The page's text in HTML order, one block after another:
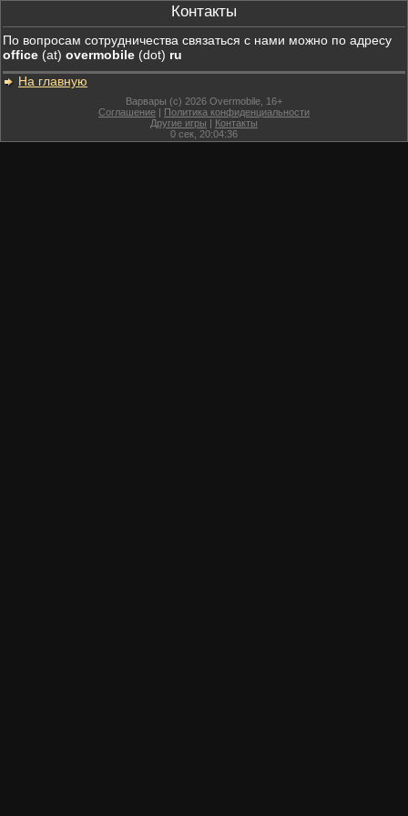
Контакты
По вопросам сотрудничества связаться с нами можно по адресу
office (at) overmobile (dot) ru
На главную
Варвары (c) 2026 Overmobile, 16+
Соглашение | Политика конфиденциальности
Другие игры | Контакты
0 сек, 20:04:36